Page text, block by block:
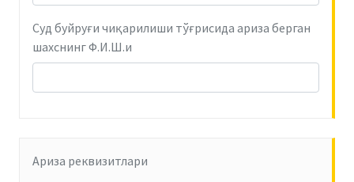
Суд буйруғи чиқарилиши тўғрисида ариза берган
шахснинг Ф.И.Ш.и
Ариза реквизитлари